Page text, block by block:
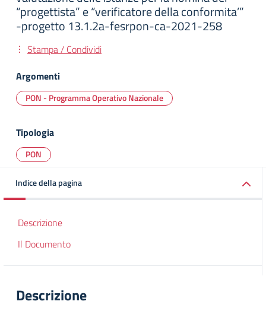
“progettista” e “verificatore della conformita’”
-progetto 13.1.2a-fesrpon-ca-2021-258
Stampa / Condividi
Argomenti
PON - Programma Operativo Nazionale
Tipologia
PON
Indice della pagina
Descrizione
Il Documento
Descrizione